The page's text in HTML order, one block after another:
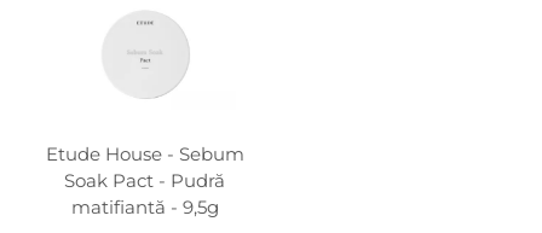
Etude House - Sebum
Soak Pact - Pudră
matifiantă - 9,5g